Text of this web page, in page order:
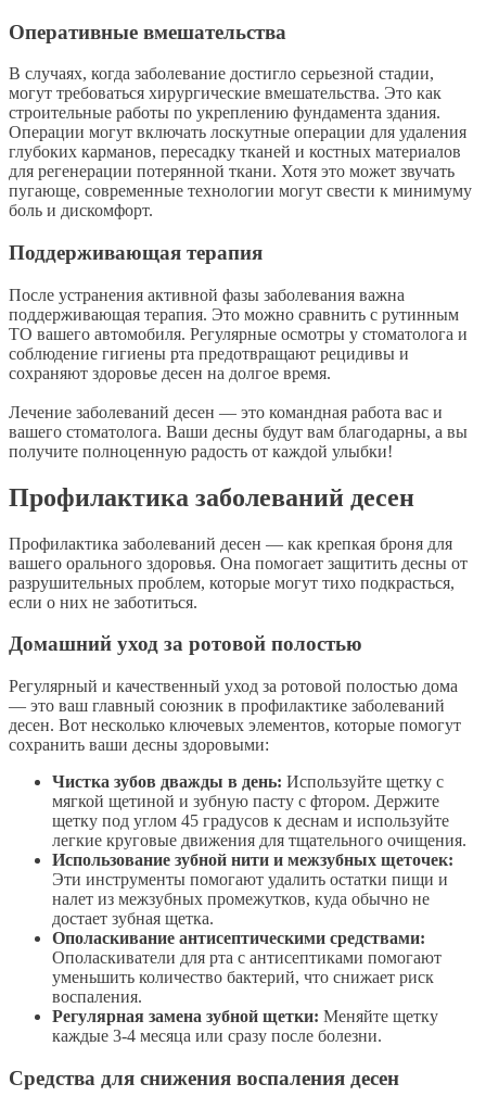
Оперативные вмешательства
В случаях, когда заболевание достигло серьезной стадии,
могут требоваться хирургические вмешательства. Это как
строительные работы по укреплению фундамента здания.
Операции могут включать лоскутные операции для удаления
глубоких карманов, пересадку тканей и костных материалов
для регенерации потерянной ткани. Хотя это может звучать
пугающе, современные технологии могут свести к минимуму
боль и дискомфорт.
Поддерживающая терапия
После устранения активной фазы заболевания важна
поддерживающая терапия. Это можно сравнить с рутинным
ТО вашего автомобиля. Регулярные осмотры у стоматолога и
соблюдение гигиены рта предотвращают рецидивы и
сохраняют здоровье десен на долгое время.
Лечение заболеваний десен — это командная работа вас и
вашего стоматолога. Ваши десны будут вам благодарны, а вы
получите полноценную радость от каждой улыбки!
Профилактика заболеваний десен
Профилактика заболеваний десен — как крепкая броня для
вашего орального здоровья. Она помогает защитить десны от
разрушительных проблем, которые могут тихо подкрасться,
если о них не заботиться.
Домашний уход за ротовой полостью
Регулярный и качественный уход за ротовой полостью дома
— это ваш главный союзник в профилактике заболеваний
десен. Вот несколько ключевых элементов, которые помогут
сохранить ваши десны здоровыми:
Чистка зубов дважды в день: Используйте щетку с
мягкой щетиной и зубную пасту с фтором. Держите
щетку под углом 45 градусов к деснам и используйте
легкие круговые движения для тщательного очищения.
Использование зубной нити и межзубных щеточек:
Эти инструменты помогают удалить остатки пищи и
налет из межзубных промежутков, куда обычно не
достает зубная щетка.
Ополаскивание антисептическими средствами:
Ополаскиватели для рта с антисептиками помогают
уменьшить количество бактерий, что снижает риск
воспаления.
Регулярная замена зубной щетки: Меняйте щетку
каждые 3-4 месяца или сразу после болезни.
Средства для снижения воспаления десен